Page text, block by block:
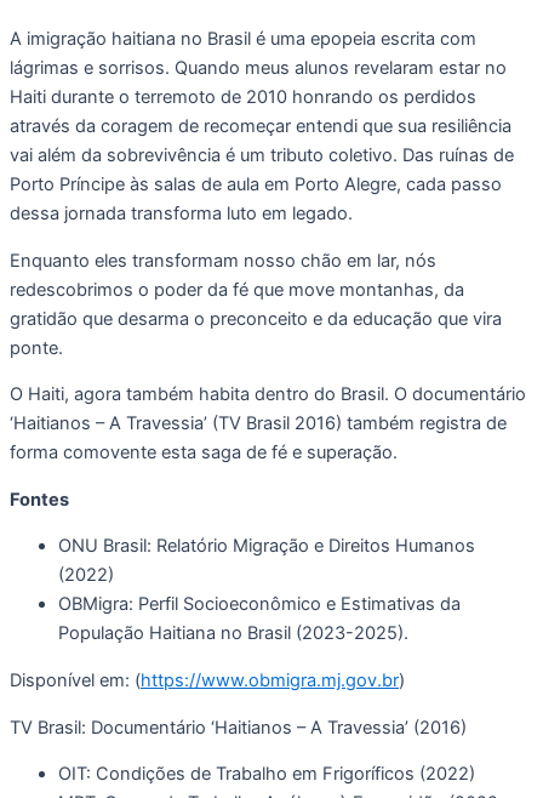
A imigração haitiana no Brasil é uma epopeia escrita com
lágrimas e sorrisos. Quando meus alunos revelaram estar no
Haiti durante o terremoto de 2010 honrando os perdidos
através da coragem de recomeçar entendi que sua resiliência
vai além da sobrevivência é um tributo coletivo. Das ruínas de
Porto Príncipe às salas de aula em Porto Alegre, cada passo
dessa jornada transforma luto em legado.
Enquanto eles transformam nosso chão em lar, nós
redescobrimos o poder da fé que move montanhas, da
gratidão que desarma o preconceito e da educação que vira
ponte.
O Haiti, agora também habita dentro do Brasil. O documentário
‘Haitianos – A Travessia’ (TV Brasil 2016) também registra de
forma comovente esta saga de fé e superação.
Fontes
ONU Brasil: Relatório Migração e Direitos Humanos
(2022)
OBMigra: Perfil Socioeconômico e Estimativas da
População Haitiana no Brasil (2023-2025).
Disponível em: (https://www.obmigra.mj.gov.br)
TV Brasil: Documentário ‘Haitianos – A Travessia’ (2016)
OIT: Condições de Trabalho em Frigoríficos (2022)